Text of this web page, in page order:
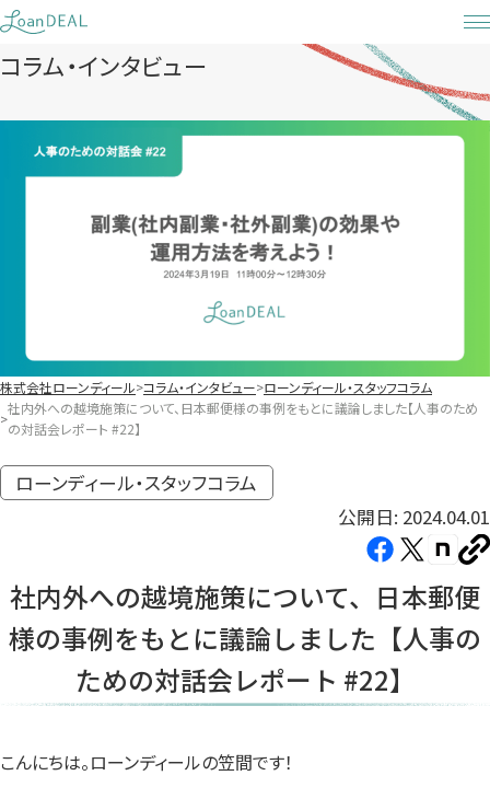
Skip
to
content
コラム・インタビュー
株式会社ローンディール コラム・インタビュー ローンディール・スタッフコラム
社内外への越境施策について、日本郵便様の事例をもとに議論しました【人事のため
の対話会レポート #22】
ローンディール・スタッフコラム
公開日: 2024.04.01
Facebook（新
い
タ
で
X（新
い
タ
で
note（新
い
タ
コ
ピ
ー
社内外への越境施策について、日本郵便
様の事例をもとに議論しました【人事の
ための対話会レポート #22】
こんにちは。ローンディールの笠間です！